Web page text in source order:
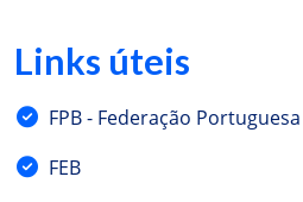
Links úteis
FPB - Federação
FEB